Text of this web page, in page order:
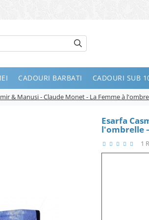
CADOURI BARBATI CADOURI SUB
& Manusi - Claude Monet - La Femme à
Esarfa
l'ombrelle
1